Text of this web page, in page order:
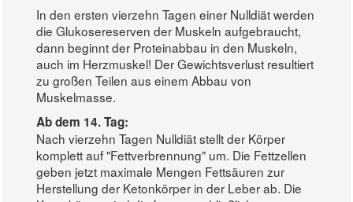
In den ersten vierzehn Tagen einer Nulldiät werden
die Glukosereserven der Muskeln aufgebraucht,
dann beginnt der Proteinabbau in den Muskeln,
auch im Herzmuskel! Der Gewichtsverlust resultiert
zu großen Teilen aus einem Abbau von
Muskelmasse.
Ab dem 14. Tag:
Nach vierzehn Tagen Nulldiät stellt der Körper
komplett auf "Fettverbrennung" um. Die Fettzellen
geben jetzt maximale Mengen Fettsäuren zur
Herstellung der Ketonkörper in der Leber ab. Die